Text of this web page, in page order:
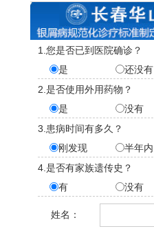
1.您是否已到医院确诊？
是
还没有
2.是否使用外用药物？
是
没有
3.患病时间有多久？
刚发现
半年内
4.是否有家族遗传史？
有
没有
姓名：